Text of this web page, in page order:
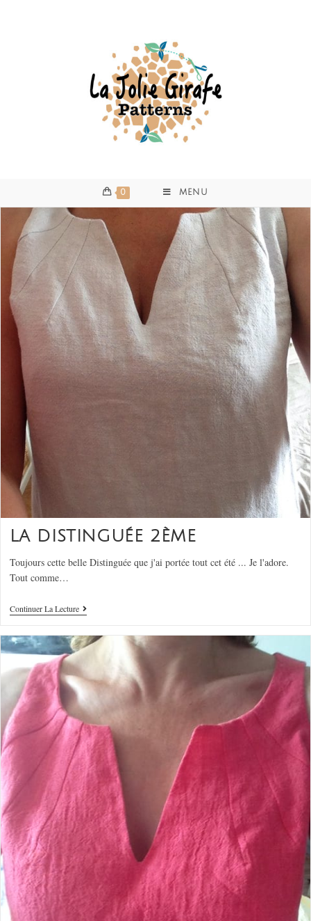
0 MENU
LA DISTINGUÉE 2ÈME
Toujours cette belle Distinguée que j'ai portée tout cet été ... Je l'adore.
Tout comme…
Continuer La Lecture